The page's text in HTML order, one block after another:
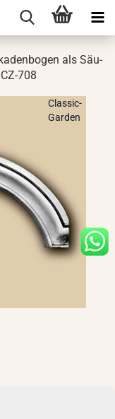
als Säu­
​708
Classic-
Garden